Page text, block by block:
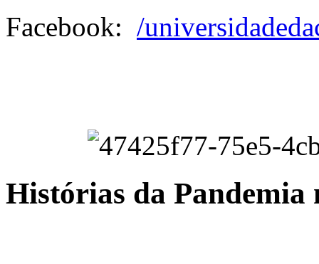
Facebook: /
Histórias da Pandemia